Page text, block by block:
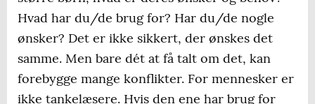
Hvad har du/de brug for? Har du/de nogle
ønsker? Det er ikke sikkert, der ønskes det
samme. Men bare dét at få talt om det, kan
forebygge mange konflikter. For mennesker er
ikke tankelæsere. Hvis den ene har brug for